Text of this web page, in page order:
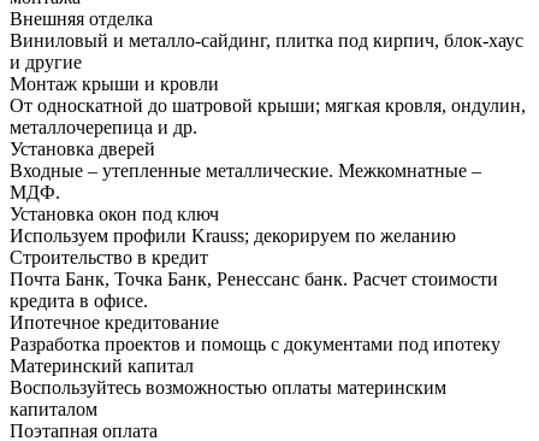
Внешняя отделка
Виниловый и металло-сайдинг, плитка под кирпич, блок-хаус
и другие
Монтаж крыши и кровли
От односкатной до шатровой крыши; мягкая кровля, ондулин,
металлочерепица и др.
Установка дверей
Входные – утепленные металлические. Межкомнатные –
МДФ.
Установка окон под ключ
Используем профили Krauss; декорируем по желанию
Строительство в кредит
Почта Банк, Точка Банк, Ренессанс банк. Расчет стоимости
кредита в офисе.
Ипотечное кредитование
Разработка проектов и помощь с документами под ипотеку
Материнский капитал
Воспользуйтесь возможностью оплаты материнским
капиталом
Поэтапная оплата